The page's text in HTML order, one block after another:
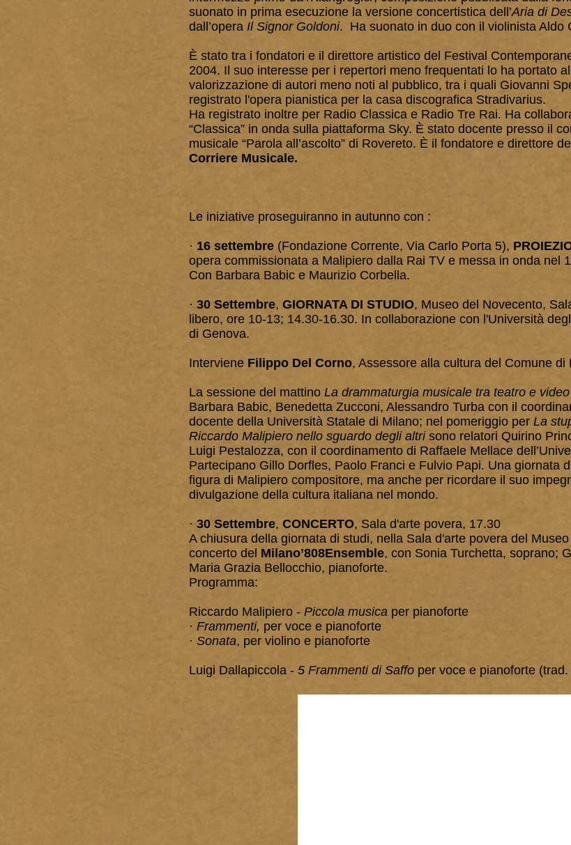
suonato in prima esecuzione la versione concertistica dell’Aria di
dall’opera Il Signor Goldoni. Ha suonato in duo con il violinista Aldo
È stato tra i fondatori e il direttore artistico del Festival
2004. Il suo interesse per i repertori meno frequentati lo ha portato
valorizzazione di autori meno noti al pubblico, tra i quali Giovanni
registrato l'opera pianistica per la casa discografica Stradivarius.
Ha registrato inoltre per Radio Classica e Radio Tre Rai. Ha
“Classica” in onda sulla piattaforma Sky. È stato docente presso il
musicale “Parola all’ascolto” di Rovereto. È il fondatore e direttore
Corriere Musicale.
Le iniziative proseguiranno in autunno con :
· 16 settembre (Fondazione Corrente, Via Carlo Porta 5),
opera commissionata a Malipiero dalla Rai TV e messa in onda nel
Con Barbara Babic e Maurizio Corbella.
· 30 Settembre, GIORNATA DI STUDIO, Museo del Novecento,
libero, ore 10-13; 14.30-16.30. In collaborazione con l'Università
di Genova.
Interviene Filippo Del Corno, Assessore alla cultura del Comune di
La sessione del mattino La drammaturgia musicale tra teatro e video
Barbara Babic, Benedetta Zucconi, Alessandro Turba con il
docente della Università Statale di Milano; nel pomeriggio per La
Riccardo Malipiero nello sguardo degli altrisono relatori Quirino
Luigi Pestalozza, con il coordinamento di Raffaele Mellace
Partecipano Gillo Dorfles, Paolo Franci e Fulvio Papi. Una giornata
figura di Malipiero compositore, ma anche per ricordare il suo
divulgazione della cultura italiana nel mondo.
· 30 Settembre, CONCERTO, Sala d'arte povera, 17.30
A chiusura della giornata di studi, nella Sala d'arte povera del
concerto del Milano’808Ensemble, con Sonia Turchetta, soprano;
Maria Grazia Bellocchio, pianoforte.
Programma:
Riccardo Malipiero - Piccola musica per pianoforte
· Frammenti, per voce e pianoforte
· Sonata, per violino e pianoforte
Luigi Dallapiccola - 5 Frammenti di Saffo per voce e pianoforte